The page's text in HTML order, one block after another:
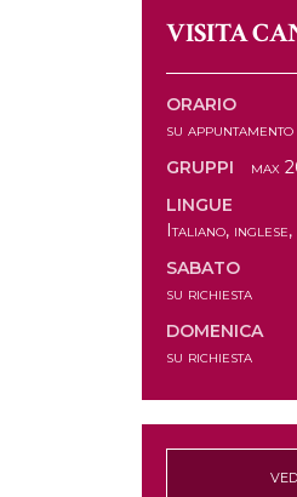
VISITA
ORARIO
su appuntamento
GRUPPI
max
LINGUE
Italiano,
SABATO
su richiesta
DOMENICA
su richiesta